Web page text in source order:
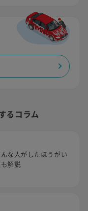
るコラム
な人がしたほうがい
解説